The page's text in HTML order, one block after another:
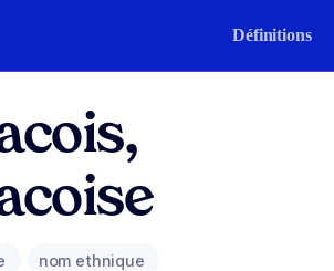
Définitions
nom ethnique